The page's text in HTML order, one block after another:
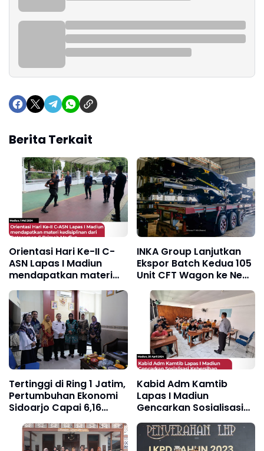
Berita Terkait
Orientasi Hari Ke-II C-
ASN Lapas I Madiun
mendapatkan materi
kedisiplinan dari
Detasemen C Brimob
Madiun
INKA Group Lanjutkan
Ekspor Batch Kedua 105
Unit CFT Wagon ke New
Zealand
Tertinggi di Ring 1 Jatim,
Pertumbuhan Ekonomi
Sidoarjo Capai 6,16
Persen Diikuti Angka
Kemiskinan Turun
Kabid Adm Kamtib
Lapas I Madiun
Gencarkan Sosialisasi
Kebersihan dan
Ketertiban di Blok
Pendidikan